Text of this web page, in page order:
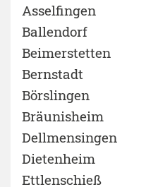
Asselfingen
Ballendorf
Beimerstetten
Bernstadt
Börslingen
Bräunisheim
Dellmensingen
Dietenheim
Ettlenschieß